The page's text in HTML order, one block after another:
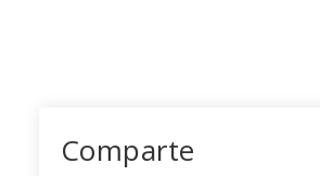
Comparte